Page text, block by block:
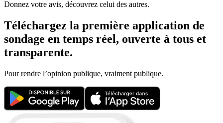
Donnez votre avis, découvrez celui des autres.
Téléchargez la première application de
sondage en temps réel, ouverte à tous et
transparente.
Pour rendre l’opinion publique, vraiment publique.